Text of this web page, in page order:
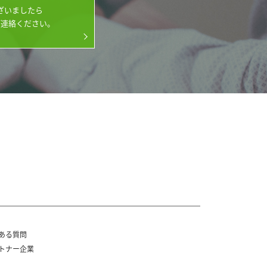
いましたら
絡ください。
る質問
ナー企業